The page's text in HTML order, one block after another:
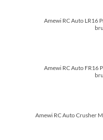
Amewi RC Auto LR16
Amewi RC Auto FR16
Amewi RC Auto Crusher